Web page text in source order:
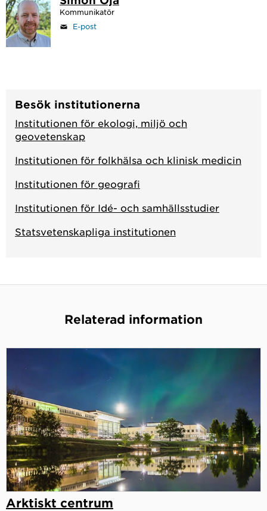
Kommunikatör
E-post
Besök institutionerna
Institutionen för ekologi, miljö och
geovetenskap
Institutionen för folkhälsa och klinisk medicin
Institutionen för geografi
Institutionen för Idé- och samhällsstudier
Statsvetenskapliga institutionen
Relaterad information
Arktiskt centrum